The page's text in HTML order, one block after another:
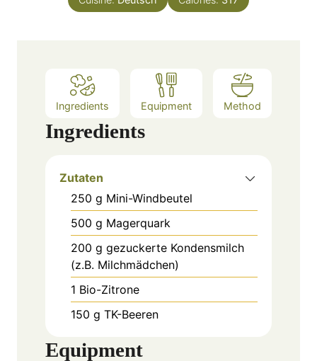
s
Ingredients Equipment Method
Ingredients
Zutaten
250 g Mini-Windbeutel
500 g Magerquark
200 g gezuckerte Kondensmilch
(z.B. Milchmädchen)
1 Bio-Zitrone
150 g TK-Beeren
Equipment